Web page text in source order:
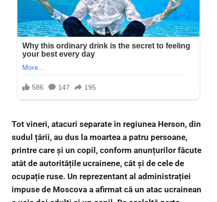
Tot vineri, atacuri separate în regiunea Herson, din
sudul țării, au dus la moartea a patru persoane,
printre care și un copil, conform anunțurilor făcute
atât de autoritățile ucrainene, cât și de cele de
ocupație ruse. Un reprezentant al administrației
impuse de Moscova a afirmat că un atac ucrainean